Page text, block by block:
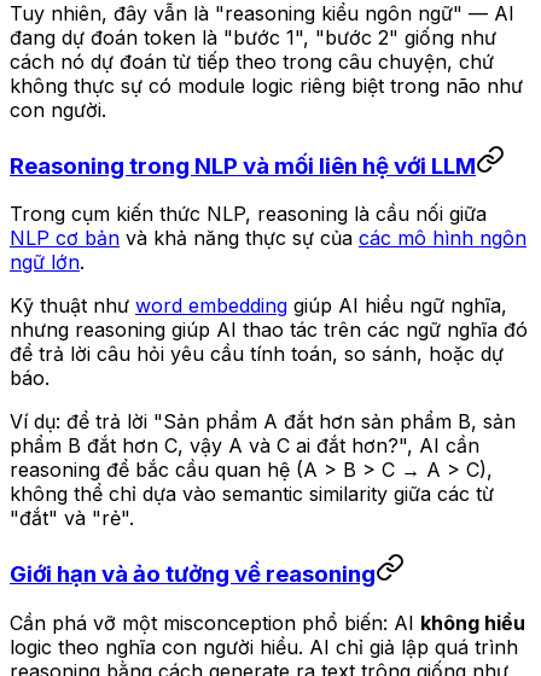
Tuy nhiên, đây vẫn là "reasoning kiểu ngôn ngữ" — AI
đang dự đoán token là "bước 1", "bước 2" giống như
cách nó dự đoán từ tiếp theo trong câu chuyện, chứ
không thực sự có module logic riêng biệt trong não như
con người.
Reasoning trong NLP và mối liên hệ với LLM
Trong cụm kiến thức NLP, reasoning là cầu nối giữa
NLP cơ bản và khả năng thực sự của các mô hình ngôn
ngữ lớn.
Kỹ thuật như word embedding giúp AI hiểu ngữ nghĩa,
nhưng reasoning giúp AI thao tác trên các ngữ nghĩa đó
để trả lời câu hỏi yêu cầu tính toán, so sánh, hoặc dự
báo.
Ví dụ: để trả lời "Sản phẩm A đắt hơn sản phẩm B, sản
phẩm B đắt hơn C, vậy A và C ai đắt hơn?", AI cần
reasoning để bắc cầu quan hệ (A > B > C → A > C),
không thể chỉ dựa vào semantic similarity giữa các từ
"đắt" và "rẻ".
Giới hạn và ảo tưởng về reasoning
Cần phá vỡ một misconception phổ biến: AI không hiểu
logic theo nghĩa con người hiểu. AI chỉ giả lập quá trình
reasoning bằng cách generate ra text trông giống như